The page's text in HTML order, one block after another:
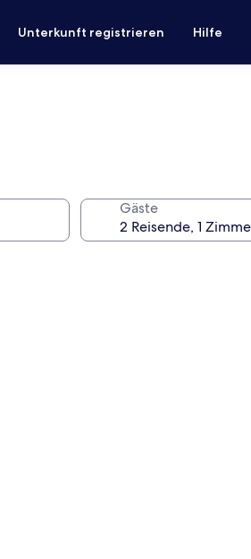
Unterkunft registrieren Hilfe
Gäste